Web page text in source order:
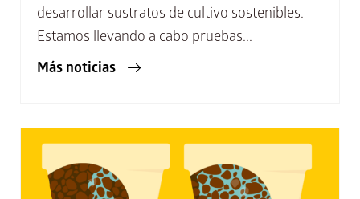
desarrollar sustratos de cultivo sostenibles.
Estamos llevando a cabo pruebas...
Más noticias